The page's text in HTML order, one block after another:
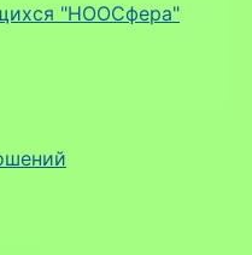
"НООСфера"